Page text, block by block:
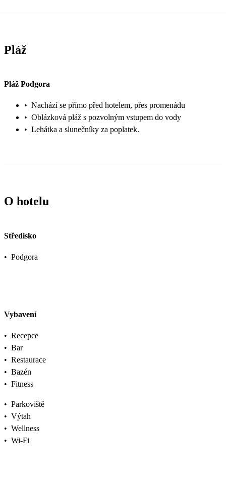
Pláž
Pláž Podgora
• Nachází se přímo před hotelem, přes promenádu
• Oblázková pláž s pozvolným vstupem do vody
• Lehátka a slunečníky za poplatek.
O hotelu
Středisko
• Podgora
Vybavení
• Recepce
• Bar
• Restaurace
• Bazén
• Fitness
• Parkoviště
• Výtah
• Wellness
• Wi-Fi